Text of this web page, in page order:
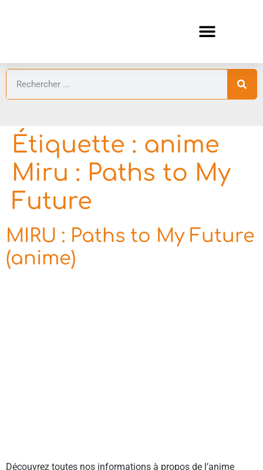
Étiquette : anime
Miru : Paths to My
Future
MIRU : Paths to My Future
(anime)
Découvrez toutes nos informations à propos de l’anime